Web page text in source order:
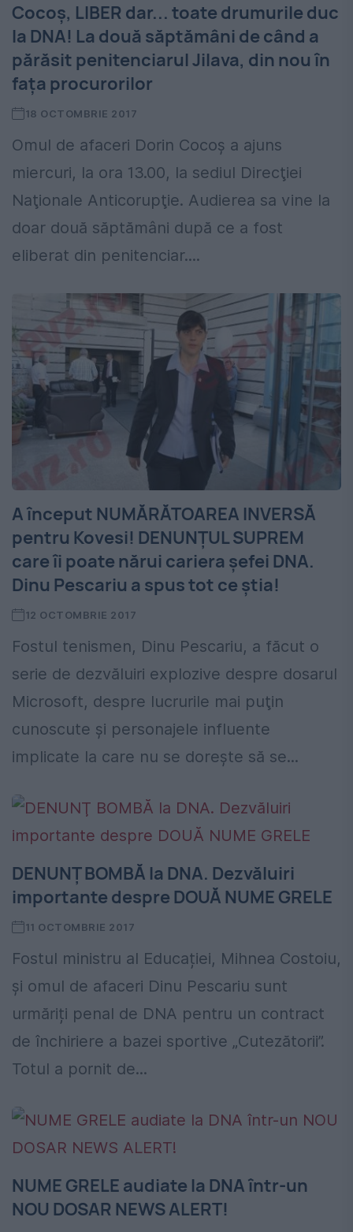
Cocoș, LIBER dar... toate drumurile duc
la DNA! La două săptămâni de când a
părăsit penitenciarul Jilava, din nou în
fața procurorilor
18 OCTOMBRIE 2017
Omul de afaceri Dorin Cocoş a ajuns
miercuri, la ora 13.00, la sediul Direcţiei
Naţionale Anticorupţie. Audierea sa vine la
doar două săptămâni după ce a fost
eliberat din penitenciar....
A început NUMĂRĂTOAREA INVERSĂ
pentru Kovesi! DENUNŢUL SUPREM
care îi poate nărui cariera şefei DNA.
Dinu Pescariu a spus tot ce ştia!
12 OCTOMBRIE 2017
Fostul tenismen, Dinu Pescariu, a făcut o
serie de dezvăluiri explozive despre dosarul
Microsoft, despre lucrurile mai puţin
cunoscute şi personajele influente
implicate la care nu se doreşte să se...
DENUNŢ BOMBĂ la DNA. Dezvăluiri
importante despre DOUĂ NUME GRELE
11 OCTOMBRIE 2017
Fostul ministru al Educației, Mihnea Costoiu,
şi omul de afaceri Dinu Pescariu sunt
urmăriți penal de DNA pentru un contract
de închiriere a bazei sportive „Cutezătorii”.
Totul a pornit de...
NUME GRELE audiate la DNA într-un
NOU DOSAR NEWS ALERT!